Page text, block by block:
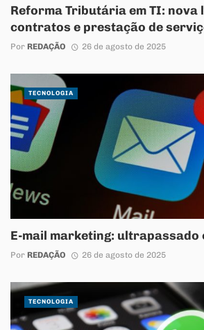
Reforma Tributária em TI: nova
contratos e prestação de
Por REDAÇÃO 26 de agosto de 2025
E-mail marketing: ultrapassado
Por REDAÇÃO 26 de agosto de 2025
TECNOLOGIA
TECNOLOGIA